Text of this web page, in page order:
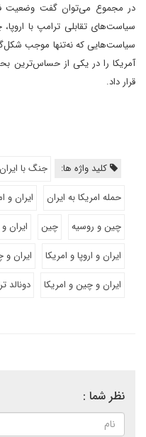
در مجموع می‌توان گفت وضعیت
سیاست‌های تقابلی ترامپ با
سیاست‌هایی که نه‌تنها موجب
آمریکا را در یکی از حساس‌ترین
قرار داد.
کلید واژه ها: جنگ با ایران
حمله امریکا به ایران
ایران و
چین و روسیه
چین ایران
ایران و اروپا و امریکا
ایران و
ایران و چین و امریکا
دونالد
نظر شما :